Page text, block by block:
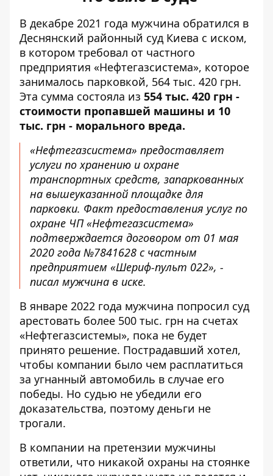
В декабре 2021 года мужчина обратился в
Деснянский районный суд Киева с иском,
в котором требовал от частного
предприятия «Нефтегазсистема», которое
занималось парковкой, 564 тыс. 420 грн.
Эта сумма состояла из 554 тыс. 420 грн -
стоимости пропавшей машины и 10
тыс. грн - морального вреда.
«Нефтегазсистема» предоставляет
услуги по хранению и охране
транспортных средств, запаркованных
на вышеуказанной площадке для
парковки. Факт предоставления услуг по
охране ЧП «Нефтегазсистема»
подтверждается договором от 01 мая
2020 года №7841628 с частным
предприятием «Шериф-пульт 022», -
писал мужчина в иске.
В январе 2022 года мужчина попросил суд
арестовать более 500 тыс. грн на счетах
«Нефтегазсистемы», пока не будет
принято решение. Пострадавший хотел,
чтобы компании было чем расплатиться
за угнанный автомобиль в случае его
победы. Но судью не убедили его
доказательства, поэтому деньги не
трогали.
В компании на претензии мужчины
ответили, что никакой охраны на стоянке